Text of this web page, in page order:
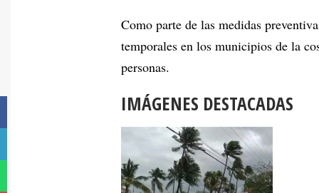
Como parte de las medidas
temporales en los municipios de la
personas.
IMÁGENES DESTACADAS